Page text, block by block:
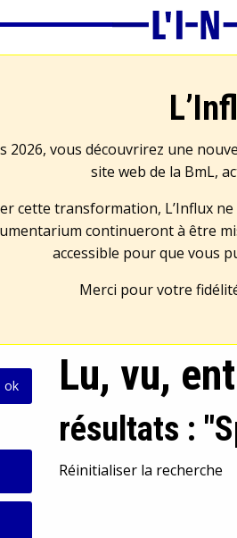
2026, vous découvrirez une
site web de la BmL,
cette transformation, L’Influx
continueront à être
accessible pour que vous
Merci pour votre
Lu, vu,
résultats :
Réinitialiser la recherche